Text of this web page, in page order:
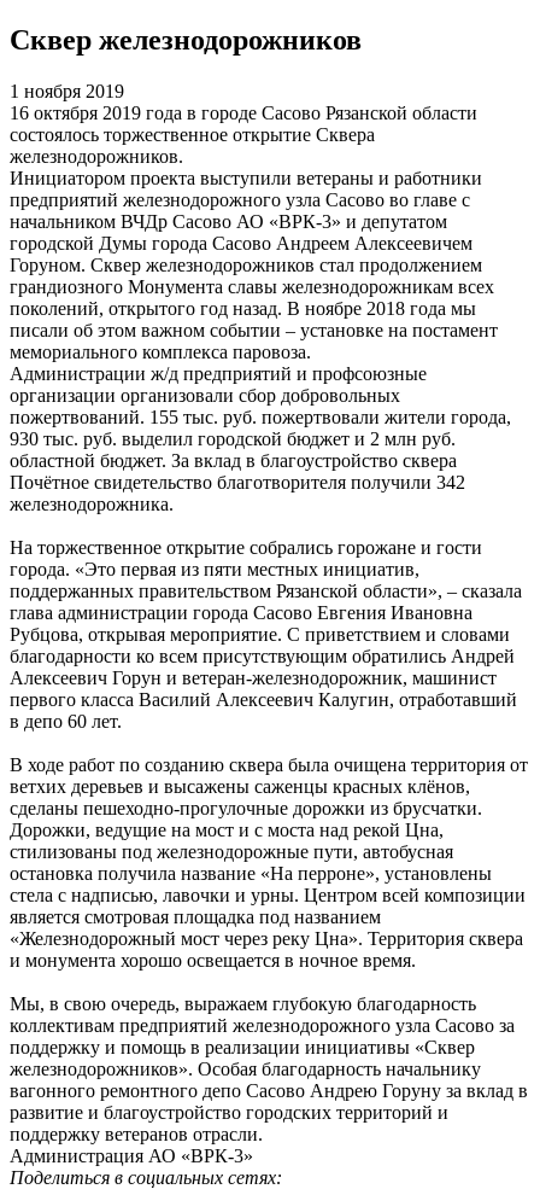
Сквер железнодорожников
1 ноября 2019
16 октября 2019 года в городе Сасово Рязанской области
состоялось торжественное открытие Сквера
железнодорожников.
Инициатором проекта выступили ветераны и работники
предприятий железнодорожного узла Сасово во главе с
начальником ВЧДр Сасово АО «ВРК-3» и депутатом
городской Думы города Сасово Андреем Алексеевичем
Горуном. Сквер железнодорожников стал продолжением
грандиозного Монумента славы железнодорожникам всех
поколений, открытого год назад. В ноябре 2018 года мы
писали об этом важном событии – установке на постамент
мемориального комплекса паровоза.
Администрации ж/д предприятий и профсоюзные
организации организовали сбор добровольных
пожертвований. 155 тыс. руб. пожертвовали жители города,
930 тыс. руб. выделил городской бюджет и 2 млн руб.
областной бюджет. За вклад в благоустройство сквера
Почётное свидетельство благотворителя получили 342
железнодорожника.
На торжественное открытие собрались горожане и гости
города. «Это первая из пяти местных инициатив,
поддержанных правительством Рязанской области», – сказала
глава администрации города Сасово Евгения Ивановна
Рубцова, открывая мероприятие. С приветствием и словами
благодарности ко всем присутствующим обратились Андрей
Алексеевич Горун и ветеран-железнодорожник, машинист
первого класса Василий Алексеевич Калугин, отработавший
в депо 60 лет.
В ходе работ по созданию сквера была очищена территория от
ветхих деревьев и высажены саженцы красных клёнов,
сделаны пешеходно-прогулочные дорожки из брусчатки.
Дорожки, ведущие на мост и с моста над рекой Цна,
стилизованы под железнодорожные пути, автобусная
остановка получила название «На перроне», установлены
стела с надписью, лавочки и урны. Центром всей композиции
является смотровая площадка под названием
«Железнодорожный мост через реку Цна». Территория сквера
и монумента хорошо освещается в ночное время.
Мы, в свою очередь, выражаем глубокую благодарность
коллективам предприятий железнодорожного узла Сасово за
поддержку и помощь в реализации инициативы «Сквер
железнодорожников». Особая благодарность начальнику
вагонного ремонтного депо Сасово Андрею Горуну за вклад в
развитие и благоустройство городских территорий и
поддержку ветеранов отрасли.
Администрация АО «ВРК-3»
Поделиться в социальных сетях: